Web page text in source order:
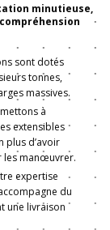
minutieuse,
sont dotés
tonnes,
massives.
à
extensibles
plus d’avoir
les manœuvrer.
expertise
du
une livraison